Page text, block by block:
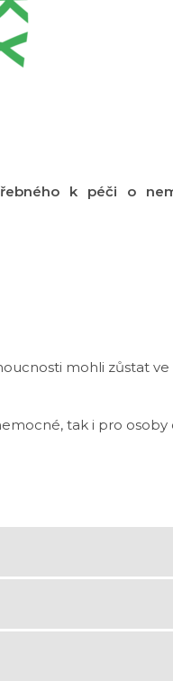
k péči o
mohli zůstat
tak i pro osoby